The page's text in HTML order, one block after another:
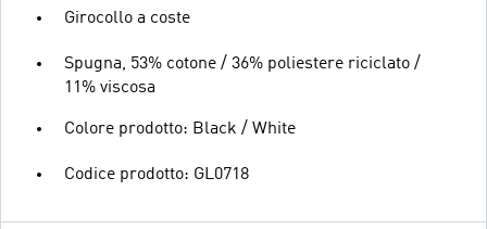
Girocollo a coste
Spugna, 53% cotone / 36% poliestere riciclato /
11% viscosa
Colore prodotto: Black / White
Codice prodotto: GL0718